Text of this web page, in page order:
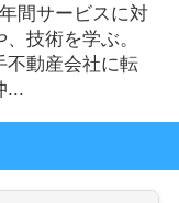
間サービスに対
技術を学ぶ。
不動産会社に転
...